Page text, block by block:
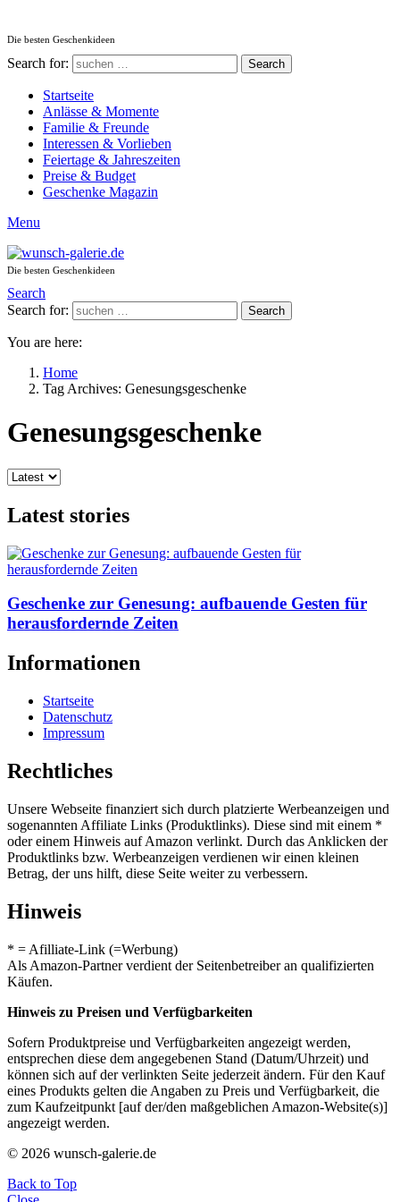
Die besten Geschenkideen
Search for: Search
Startseite
Anlässe & Momente
Familie & Freunde
Interessen & Vorlieben
Feiertage & Jahreszeiten
Preise & Budget
Geschenke Magazin
Menu
Die besten Geschenkideen
Search
Search for:
Search
You are here:
Home
Tag Archives: Genesungsgeschenke
Genesungsgeschenke
Latest stories
Geschenke zur Genesung: aufbauende Gesten für
herausfordernde Zeiten
Informationen
Startseite
Datenschutz
Impressum
Rechtliches
Unsere Webseite finanziert sich durch platzierte Werbeanzeigen und
sogenannten Affiliate Links (Produktlinks). Diese sind mit einem *
oder einem Hinweis auf Amazon verlinkt. Durch das Anklicken der
Produktlinks bzw. Werbeanzeigen verdienen wir einen kleinen
Betrag, der uns hilft, diese Seite weiter zu verbessern.
Hinweis
* = Afilliate-Link (=Werbung)
Als Amazon-Partner verdient der Seitenbetreiber an qualifizierten
Käufen.
Hinweis zu Preisen und Verfügbarkeiten
Sofern Produktpreise und Verfügbarkeiten angezeigt werden,
entsprechen diese dem angegebenen Stand (Datum/Uhrzeit) und
können sich auf der verlinkten Seite jederzeit ändern. Für den Kauf
eines Produkts gelten die Angaben zu Preis und Verfügbarkeit, die
zum Kaufzeitpunkt [auf der/den maßgeblichen Amazon-Website(s)]
angezeigt werden.
© 2026 wunsch-galerie.de
Back to Top